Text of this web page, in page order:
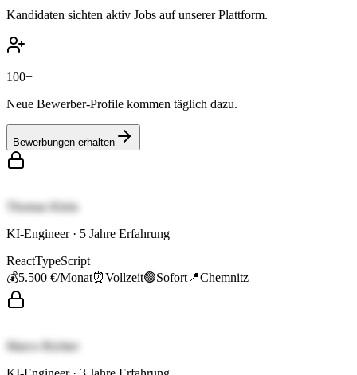
Kandidaten sichten aktiv Jobs auf unserer Plattform.
100+
Neue Bewerber-Profile kommen täglich dazu.
Bewerbungen erhalten
Thomas Klein
KI-Engineer· 5 Jahre Erfahrung
ReactTypeScript
💰5.500 €/Monat⏰Vollzeit🟢Sofort 📍Chemnitz
Marco Richter